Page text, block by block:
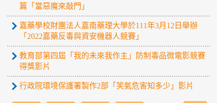
篇「當惡魔來敲門」
嘉藥學校財團法人嘉南藥理大學於111年3月12日舉辦
「2022嘉藥反毒與資安機器人競賽」
教育部第四屆「我的未來我作主」防制毒品微電影競賽
得獎影片
行政院環境保護署製作2部「笑氣危害知多少」影片